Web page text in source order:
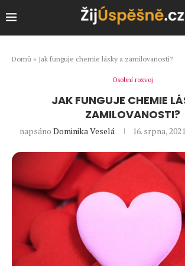
Domů » Jak funguje chemie lásky a zamilovanosti?
Osobní rozvoj
JAK FUNGUJE CHEMIE
ZAMILOVANOSTI?
napsáno Dominika Veselá 16. srpna, 2021